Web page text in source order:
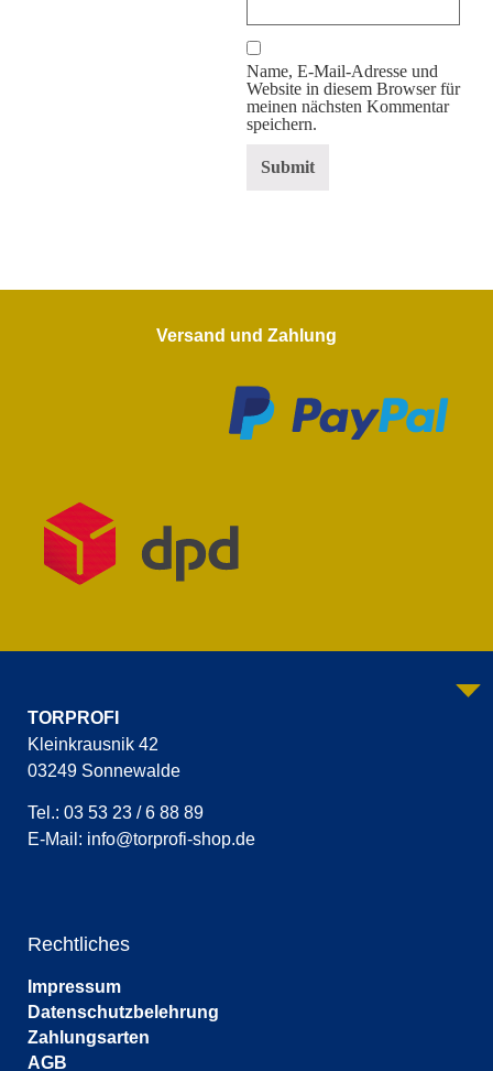
Name, E-Mail-Adresse und
Website in diesem Browser für
meinen nächsten Kommentar
speichern.
Versand und Zahlung
TORPROFI
Kleinkrausnik 42
03249 Sonnewalde
Tel.: 03 53 23 / 6 88 89
E-Mail: info@torprofi-shop.de
Rechtliches
Impressum
Datenschutzbelehrung
Zahlungsarten
AGB